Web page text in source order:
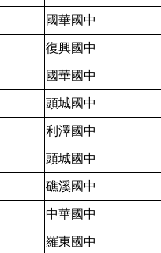
國華國中
復興國中
國華國中
頭城國中
利澤國中
頭城國中
礁溪國中
中華國中
羅東國中